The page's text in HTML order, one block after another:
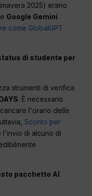
2025) erano
Google Gemini
come GlobalGPT
di studente per
strumenti di verifica
. È necessario
l'orario delle
Sconto per
l'invio di alcuno di
pacchetto AI